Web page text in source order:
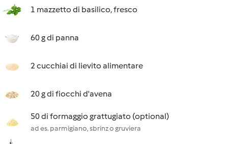
1 mazzetto di basilico, fresco
60 g di panna
2 cucchiai di lievito alimentare
20 g di fiocchi d'avena
50 di formaggio grattugiato (optional)
ad es. parmigiano, sbrinz o gruviera